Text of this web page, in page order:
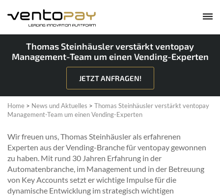
Thomas Steinhäusler verstärkt ventopay
Management-Team um einen Vending-Experten
JETZT ANFRAGEN!
Home > News und Aktuelles > Thomas Steinhäusler verstärkt ventopay
Management-Team um einen Vending-Experten
Wir freuen uns, Thomas Steinhäusler als erfahrenen
Experten aus der Vending-Branche für ventopay gewonnen
zu haben. Mit rund 30 Jahren Erfahrung in der
Automatenbranche, im Management und in der Betreuung
von Key Accounts setzt er wichtige Impulse für die
dynamische Entwicklung im strategisch wichtigen